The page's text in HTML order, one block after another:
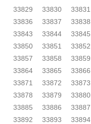
33829
33830 33831
33836
33837 33838
33843
33844 33845
33850
33851 33852
33857
33858 33859
33864
33865 33866
33871
33872 33873
33878
33879 33880
33885
33886 33887
33892
33893 33894